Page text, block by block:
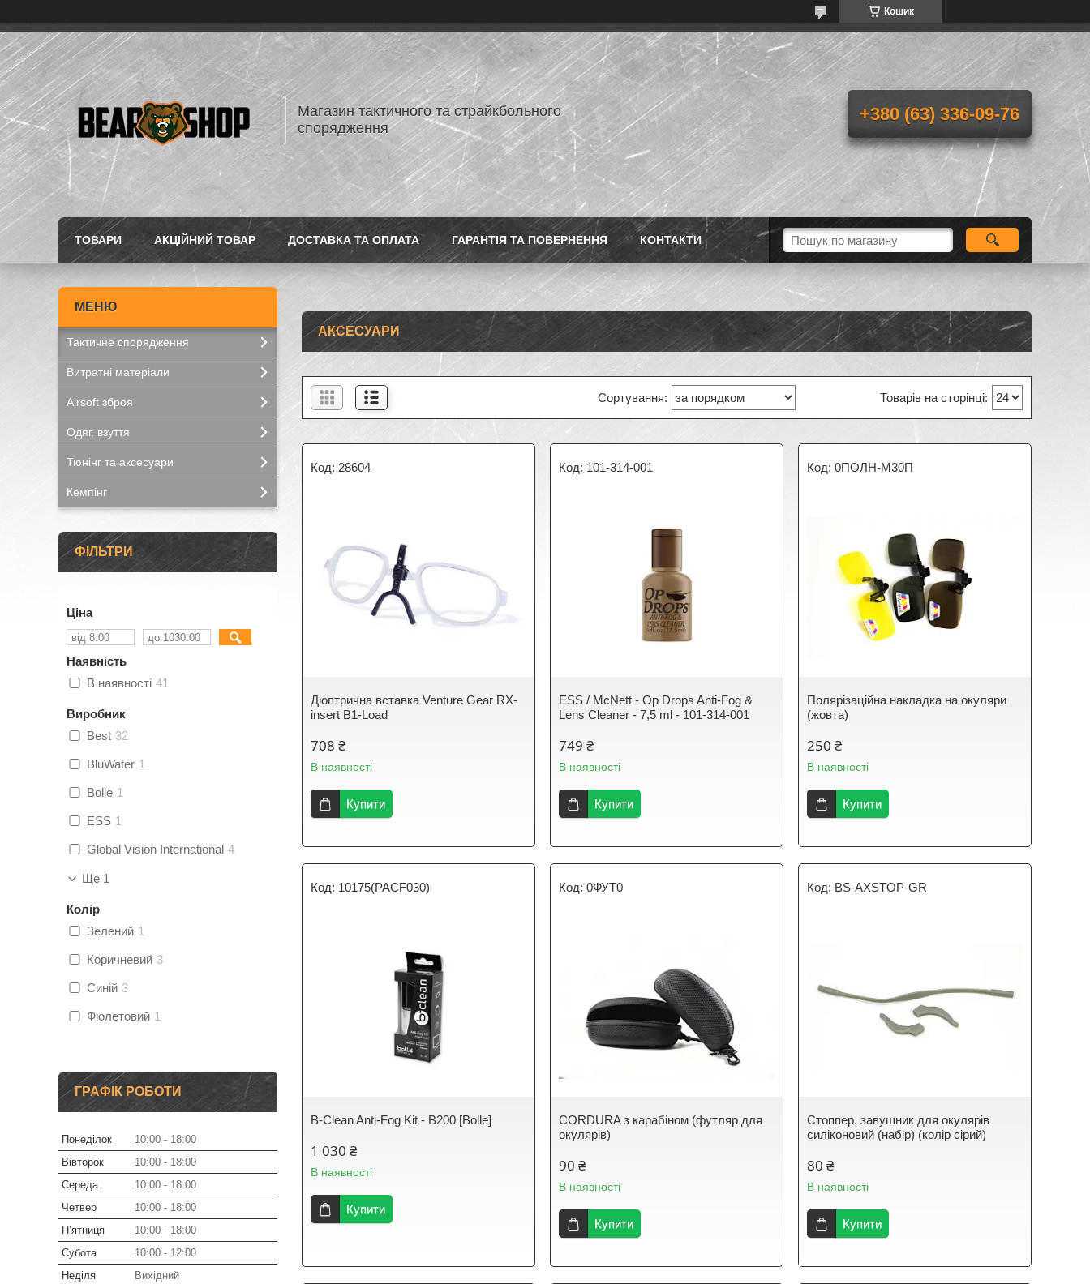
Кошик
Магазин тактичного та страйкбольного
спорядження
+380 (63) 336-09-76
ТОВАРИ АКЦІЙНИЙ ТОВАР ДОСТАВКА ТА ОПЛАТА ГАРАНТІЯ ТА ПОВЕРНЕННЯ КОНТАКТИ
АКСЕСУАРИ
28604
Діоптрична вставка Venture Gear RX-
insert B1-Load
708 ₴
В наявності
Купити
101-314-001
ESS / McNett - Op Drops Anti-Fog &
Lens Cleaner - 7,5 ml - 101-314-001
749 ₴
В наявності
Купити
0ПОЛН-М30П
Полярізаційна накладка на окуляри
(жовта)
250 ₴
В наявності
Купити
10175(PACF030)
B-Clean Anti-Fog Kit - B200 [Bolle]
1 030 ₴
В наявності
Купити
0ФУТ0
CORDURA з карабіном (футляр для
окулярів)
90 ₴
В наявності
Купити
BS-AXSTOP-GR
Стоппер, завушник для окулярів
силіконовий (набір) (колір сірий)
80 ₴
В наявності
Купити
Тактичне спорядження
Витратні матеріали
Airsoft зброя
Одяг, взуття
Тюнінг та аксесуари
Кемпінг
ФІЛЬТРИ
Ціна
Наявність
В наявності 41
Виробник
Best 32
BluWater 1
Bolle 1
ESS 1
Global Vision International 4
Ще 1
Колір
Зелений 1
Коричневий 3
Синій 3
Фіолетовий 1
ГРАФІК РОБОТИ
Понеділок 10:00
18:00
Вівторок
10:00
18:00
Середа
10:00
18:00
Четвер
10:00
18:00
Пʼятниця
10:00
18:00
Субота
10:00
12:00
Неділя
Вихідний